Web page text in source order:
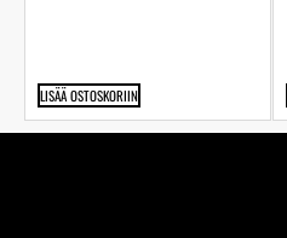
LISÄÄ OSTOSKORIIN